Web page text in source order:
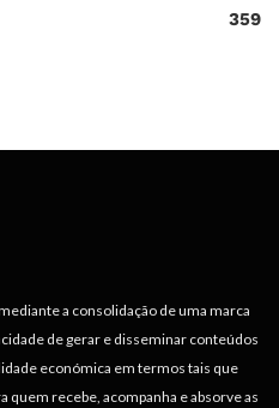
359
a consolidação de uma marca
de gerar e disseminar conteúdos
económica em termos tais que
quem recebe, acompanha e absorve as